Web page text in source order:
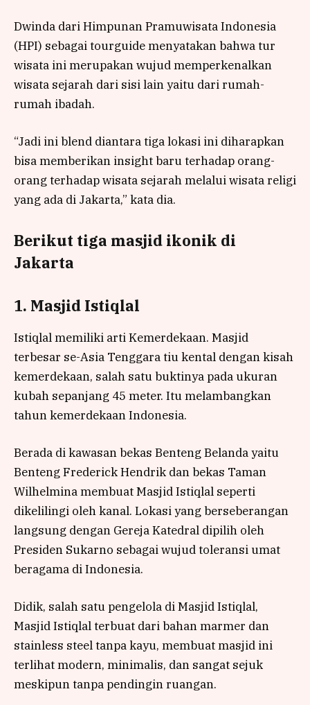
Dwinda dari Himpunan Pramuwisata Indonesia
(HPI) sebagai tourguide menyatakan bahwa tur
wisata ini merupakan wujud memperkenalkan
wisata sejarah dari sisi lain yaitu dari rumah-
rumah ibadah.
“Jadi ini blend diantara tiga lokasi ini diharapkan
bisa memberikan insight baru terhadap orang-
orang terhadap wisata sejarah melalui wisata religi
yang ada di Jakarta,” kata dia.
Berikut tiga masjid ikonik di
Jakarta
1. Masjid Istiqlal
Istiqlal memiliki arti Kemerdekaan. Masjid
terbesar se-Asia Tenggara tiu kental dengan kisah
kemerdekaan, salah satu buktinya pada ukuran
kubah sepanjang 45 meter. Itu melambangkan
tahun kemerdekaan Indonesia.
Berada di kawasan bekas Benteng Belanda yaitu
Benteng Frederick Hendrik dan bekas Taman
Wilhelmina membuat Masjid Istiqlal seperti
dikelilingi oleh kanal. Lokasi yang berseberangan
langsung dengan Gereja Katedral dipilih oleh
Presiden Sukarno sebagai wujud toleransi umat
beragama di Indonesia.
Didik, salah satu pengelola di Masjid Istiqlal,
Masjid Istiqlal terbuat dari bahan marmer dan
stainless steel tanpa kayu, membuat masjid ini
terlihat modern, minimalis, dan sangat sejuk
meskipun tanpa pendingin ruangan.